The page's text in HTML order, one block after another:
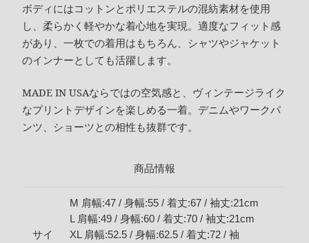
ボディにはコットンとポリエステルの混紡素材を使用
し、柔らかく軽やかな着心地を実現。適度なフィット感
があり、一枚での着用はもちろん、シャツやジャケット
のインナーとしても活躍します。
MADE IN USAならではの空気感と、ヴィンテージライク
なプリントデザインを楽しめる一着。デニムやワークパ
ンツ、ショーツとの相性も抜群です。
商品情報
サイ
M 肩幅:47 / 身幅:55 / 着丈:67 / 袖丈:21cm
L 肩幅:49 / 身幅:60 / 着丈:70 / 袖丈:21cm
XL 肩幅:52.5 / 身幅:62.5 / 着丈:72 / 袖